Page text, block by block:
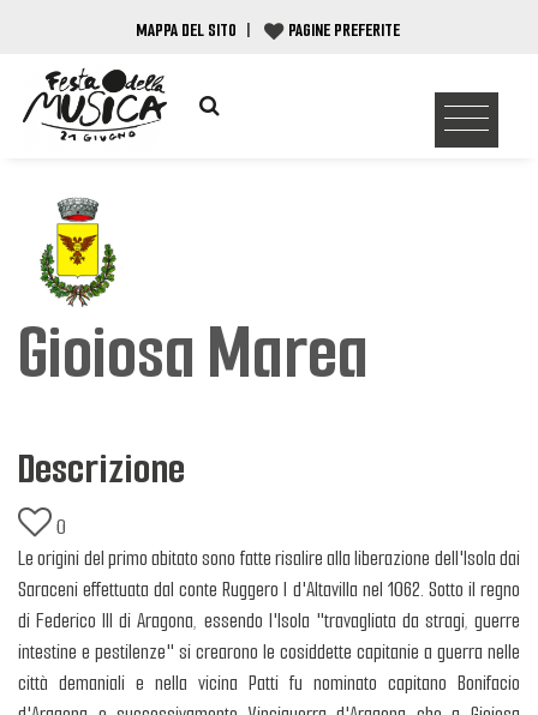
MAPPA DEL SITO | PAGINE PREFERITE
Gioiosa Marea
Descrizione
0
Le origini del primo abitato sono fatte risalire alla liberazione dell'Isola dai
Saraceni effettuata dal conte Ruggero I d'Altavilla nel 1062. Sotto il regno
di Federico III di Aragona, essendo l'Isola "travagliata da stragi, guerre
intestine e pestilenze" si crearono le cosiddette capitanie a guerra nelle
città demaniali e nella vicina Patti fu nominato capitano Bonifacio